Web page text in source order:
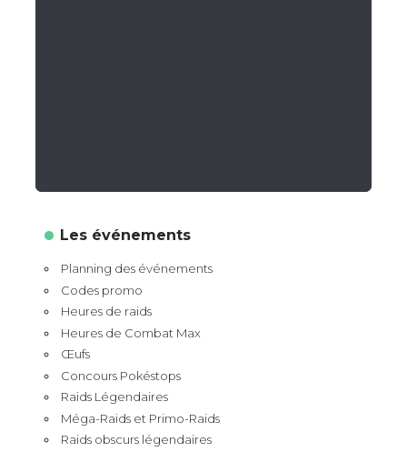
Les événements
Planning des événements
Codes promo
Heures de raids
Heures de Combat Max
Œufs
Concours Pokéstops
Raids Légendaires
Méga-Raids et Primo-Raids
Raids obscurs légendaires